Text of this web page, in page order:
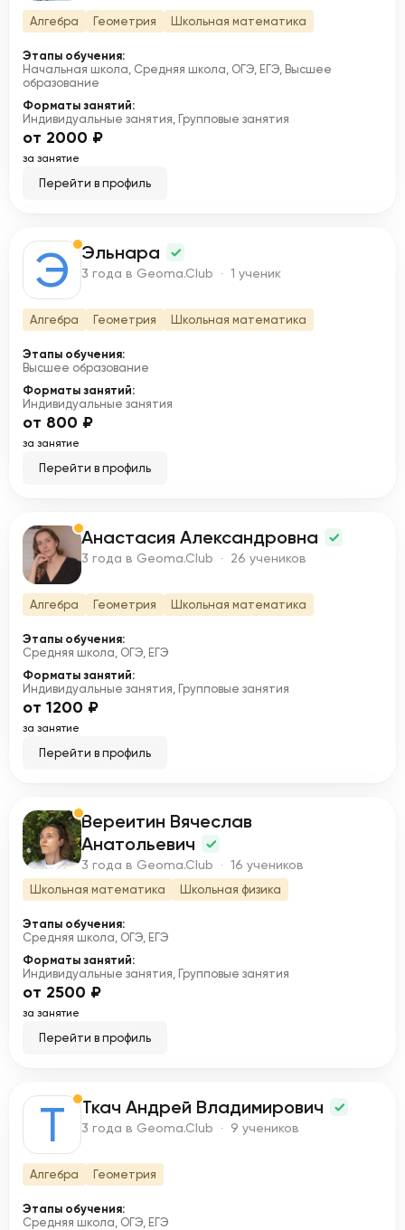
Алгебра Геометрия Школьная математика
Этапы обучения:
Начальная школа, Средняя школа, ОГЭ, ЕГЭ, Высшее
образование
Форматы занятий:
Индивидуальные занятия, Групповые занятия
от 2000 ₽
за занятие
Перейти в профиль
Э Эльнара
3 года в Geoma.Club · 1 ученик
Алгебра Геометрия Школьная математика
Этапы обучения:
Высшее образование
Форматы занятий:
Индивидуальные занятия
от 800 ₽
за занятие
Перейти в профиль
А Анастасия Александровна
3 года в Geoma.Club · 26 учеников
Алгебра Геометрия Школьная математика
Этапы обучения:
Средняя школа, ОГЭ, ЕГЭ
Форматы занятий:
Индивидуальные занятия, Групповые занятия
от 1200 ₽
за занятие
Перейти в профиль
В
Вереитин Вячеслав
Анатольевич
3 года в Geoma.Club · 16 учеников
Школьная математика Школьная физика
Этапы обучения:
Средняя школа, ОГЭ, ЕГЭ
Форматы занятий:
Индивидуальные занятия, Групповые занятия
от 2500 ₽
за занятие
Перейти в профиль
Т Ткач Андрей Владимирович
3 года в Geoma.Club · 9 учеников
Алгебра Геометрия
Этапы обучения:
Средняя школа, ОГЭ, ЕГЭ